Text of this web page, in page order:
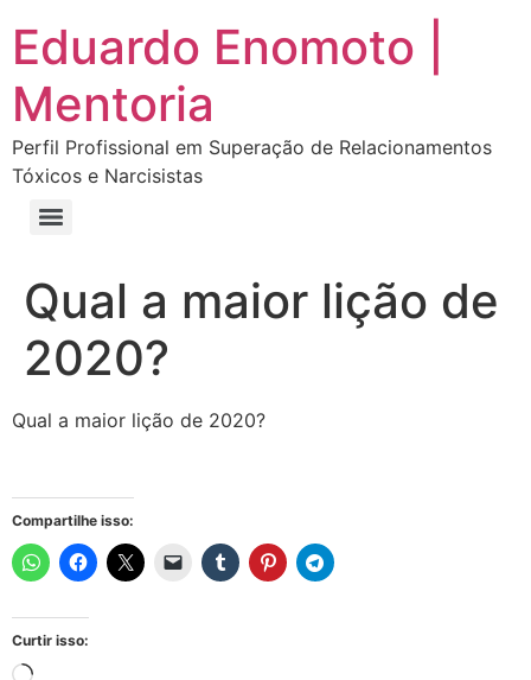
Eduardo Enomoto |
Mentoria
Perfil Profissional em Superação de Relacionamentos
Tóxicos e Narcisistas
Qual a maior lição de
2020?
Qual a maior lição de 2020?
Compartilhe isso:
Curtir isso: